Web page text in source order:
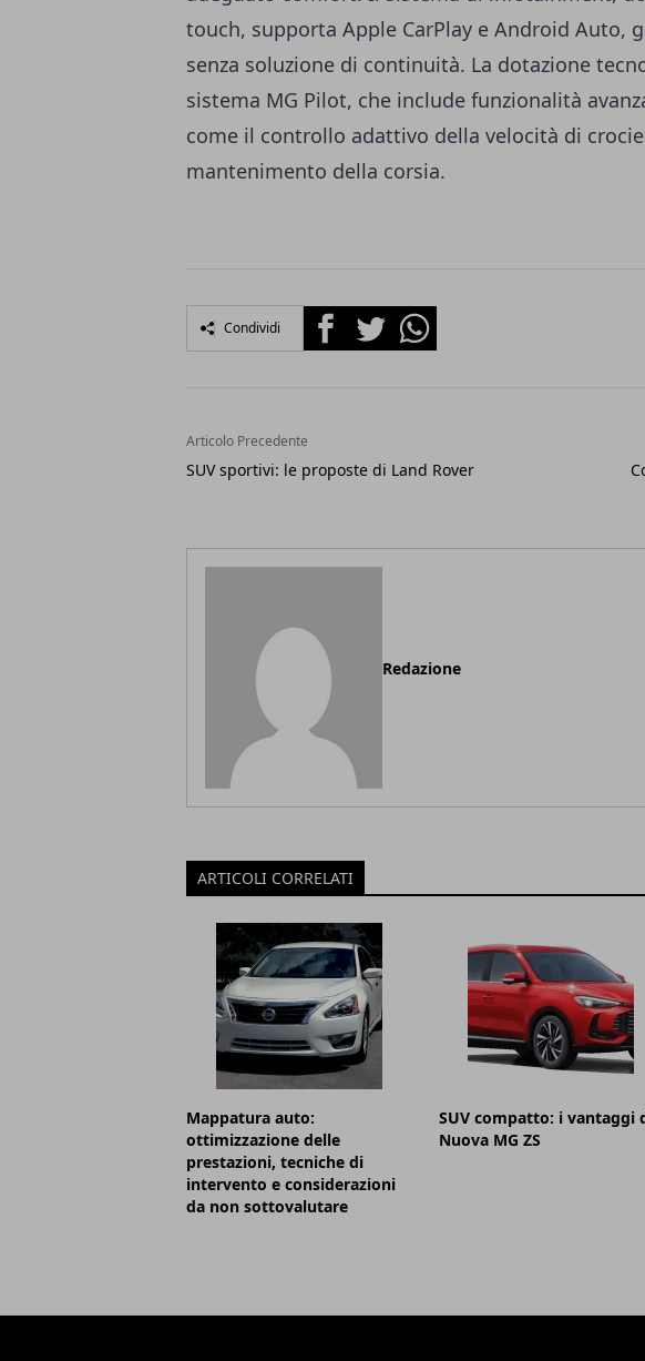
touch, supporta Apple CarPlay e Android Auto,
senza soluzione di continuità. La dotazione
sistema MG Pilot, che include funzionalità
come il controllo adattivo della velocità di
mantenimento della corsia.
Condividi FacebookTwitterWhatsapp
Articolo Precedente
SUV sportivi: le proposte di Land Rover
Redazione
ARTICOLI CORRELATI
Mappatura auto:
ottimizzazione delle
prestazioni, tecniche di
intervento e considerazioni
da non sottovalutare
SUV compatto: i vantaggi
Nuova MG ZS